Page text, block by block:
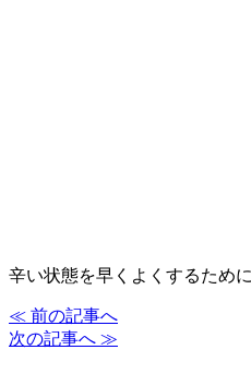
辛い状態を早くよくするため
≪ 前の記事へ
次の記事へ ≫